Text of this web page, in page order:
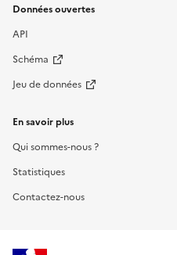
Données ouvertes
API
Schéma
Jeu de données
En savoir plus
Qui sommes-nous ?
Statistiques
Contactez-nous